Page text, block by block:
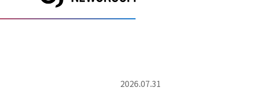
2026.07.31